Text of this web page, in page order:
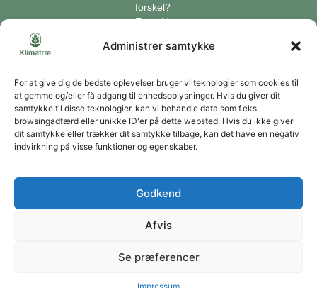
Administrer samtykke
For at give dig de bedste oplevelser bruger vi teknologier som cookies til
at gemme og/eller få adgang til enhedsoplysninger. Hvis du giver dit
samtykke til disse teknologier, kan vi behandle data som f.eks.
browsingadfærd eller unikke ID'er på dette websted. Hvis du ikke giver
dit samtykke eller trækker dit samtykke tilbage, kan det have en negativ
indvirkning på visse funktioner og egenskaber.
Godkend
Afvis
Se præferencer
forskel?
En guide
Klimaordbogen
optager
træer
co2?
Forbliv forbundet
Du kan til enhver tid afmelde dig ved at bruge linket i vores nyhedsbrev. Jeg accepterer
at modtage dine nyhedsbreve og accepterer databeskyttelseserklæringen.